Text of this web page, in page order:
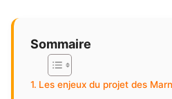
Sommaire
Les enjeux du projet des